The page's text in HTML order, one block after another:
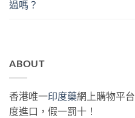
過嗎？
ABOUT
香港唯一印度藥網上購物平台
度進口，假一罰十！